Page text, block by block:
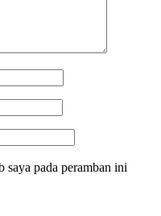
saya pada peramban ini